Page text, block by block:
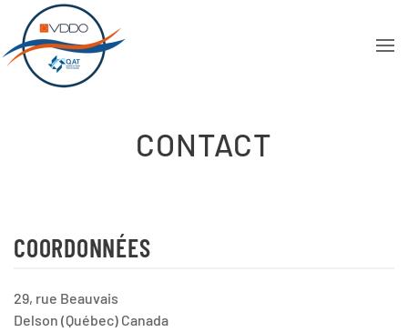
CONTACT
COORDONNÉES
29, rue Beauvais
Delson (Québec) Canada